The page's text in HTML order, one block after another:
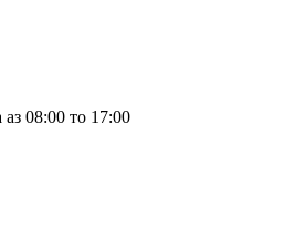
08:00 то 17:00